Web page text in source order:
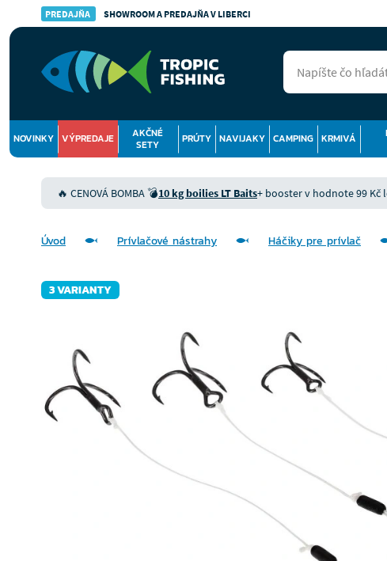
PREDAJŇA SHOWROOM A PREDAJŇA V LIBERCI
NOVINKY VÝPREDAJE
AKČNÉ
SETY
PRÚTY NAVIJAKY CAMPING KRMIVÁ
🔥 CENOVÁ BOMBA 💣10 kg boilies LT Baits+ booster v hodnote 99 Kč
Úvod Prívlačové nástrahy Háčiky pre prívlač
3 VARIANTY